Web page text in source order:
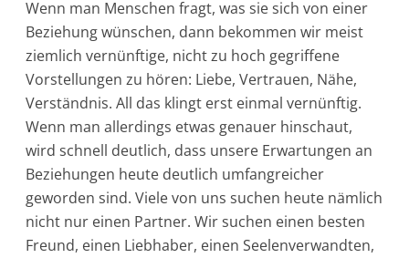
Wenn man Menschen fragt, was sie sich von einer
Beziehung wünschen, dann bekommen wir meist
ziemlich vernünftige, nicht zu hoch gegriffene
Vorstellungen zu hören: Liebe, Vertrauen, Nähe,
Verständnis. All das klingt erst einmal vernünftig.
Wenn man allerdings etwas genauer hinschaut,
wird schnell deutlich, dass unsere Erwartungen an
Beziehungen heute deutlich umfangreicher
geworden sind. Viele von uns suchen heute nämlich
nicht nur einen Partner. Wir suchen einen besten
Freund, einen Liebhaber, einen Seelenverwandten,